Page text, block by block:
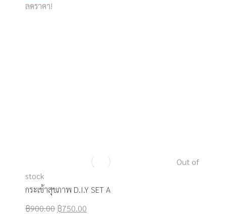
ลดราคา!
Out of
stock
กระเช้าสุขภาพ D.I.Y SET A
฿900.00 Original
฿750.00